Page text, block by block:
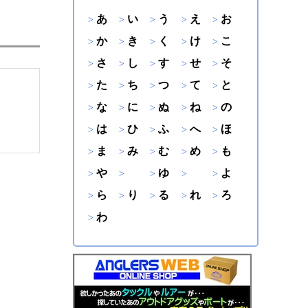
あ い う え
お
か
き く け
こ
さ
し す せ
そ
た
ち つ て
と
な
に ぬ ね
の
は
ひ ふ へ
ほ
ま
み む め
も
や
ゆ
よ
ら
り る れ
ろ
わ